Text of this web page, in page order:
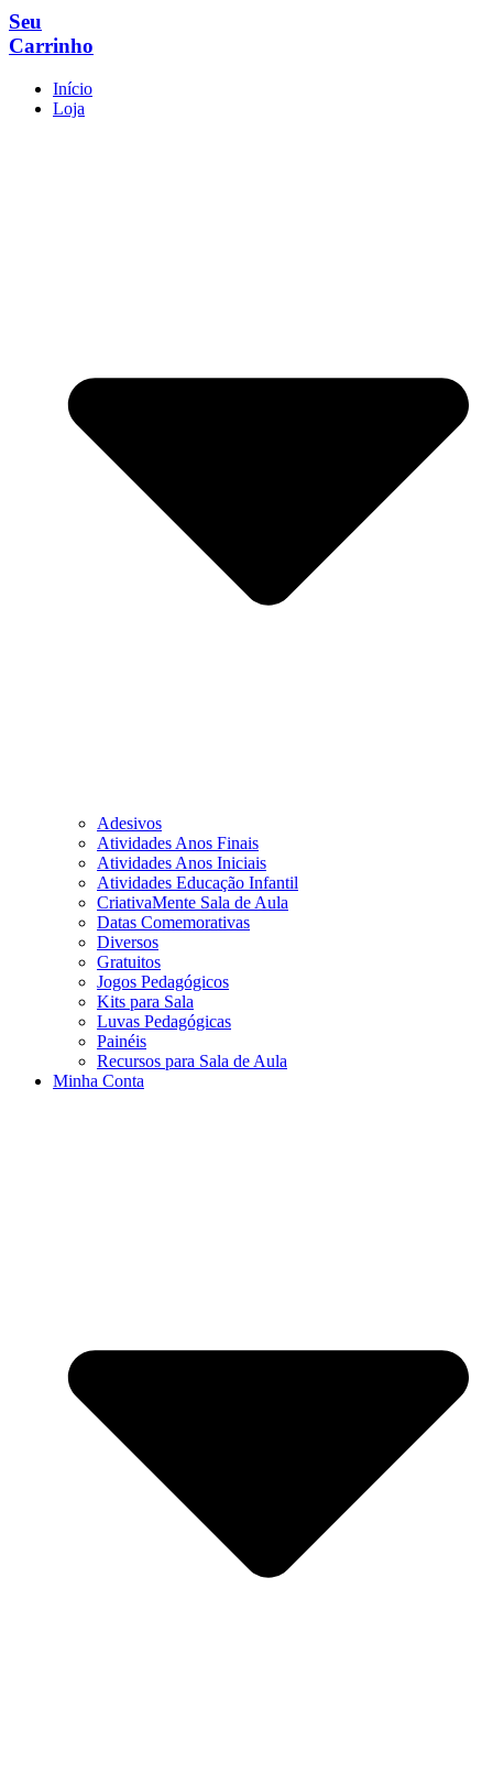
Seu
Carrinho
Início
Loja
Adesivos
Atividades Anos Finais
Atividades Anos Iniciais
Atividades Educação Infantil
CriativaMente Sala de Aula
Datas Comemorativas
Diversos
Gratuitos
Jogos Pedagógicos
Kits para Sala
Luvas Pedagógicas
Painéis
Recursos para Sala de Aula
Minha Conta